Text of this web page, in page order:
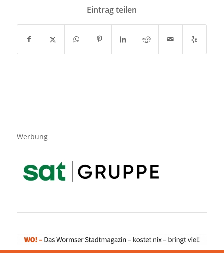
Eintrag teilen
Werbung